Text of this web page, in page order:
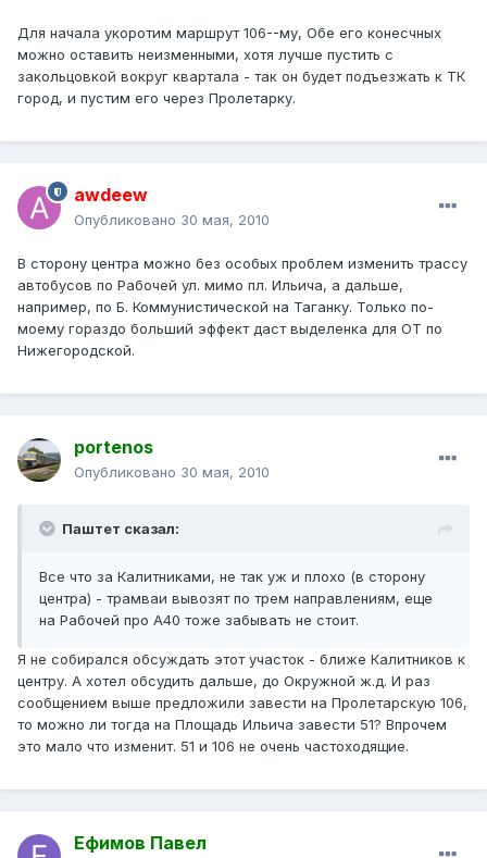
Для начала укоротим маршрут 106--му, Обе его конесчных
можно оставить неизменными, хотя лучше пустить с
закольцовкой вокруг квартала - так он будет подъезжать к ТК
город, и пустим его через Пролетарку.
awdeew
Опубликовано 30 мая, 2010
В сторону центра можно без особых проблем изменить трассу
автобусов по Рабочей ул. мимо пл. Ильича, а дальше,
например, по Б. Коммунистической на Таганку. Только по-
моему гораздо больший эффект даст выделенка для ОТ по
Нижегородской.
portenos
Опубликовано 30 мая, 2010
Паштет сказал:
Все что за Калитниками, не так уж и плохо (в сторону
центра) - трамваи вывозят по трем направлениям, еще
на Рабочей про А40 тоже забывать не стоит.
Я не собирался обсуждать этот участок - ближе Калитников к
центру. А хотел обсудить дальше, до Окружной ж.д. И раз
сообщением выше предложили завести на Пролетарскую 106,
то можно ли тогда на Площадь Ильича завести 51? Впрочем
это мало что изменит. 51 и 106 не очень частоходящие.
Ефимов Павел